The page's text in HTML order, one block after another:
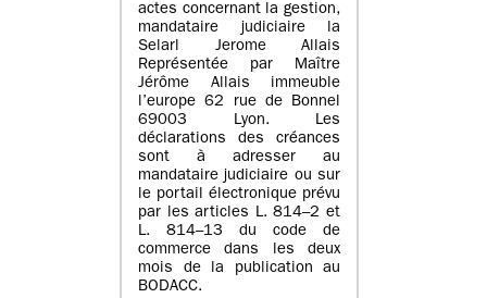
actes concernant la gestion,
mandataire judiciaire la
Selarl Jerome Allais
Représentée par Maître
Jérôme Allais immeuble
l’europe 62 rue de Bonnel
69003 Lyon. Les
déclarations des créances
sont à adresser au
mandataire judiciaire ou sur
le portail électronique prévu
par les articles L. 814–2 et
L. 814–13 du code de
commerce dans les deux
mois de la publication au
BODACC.